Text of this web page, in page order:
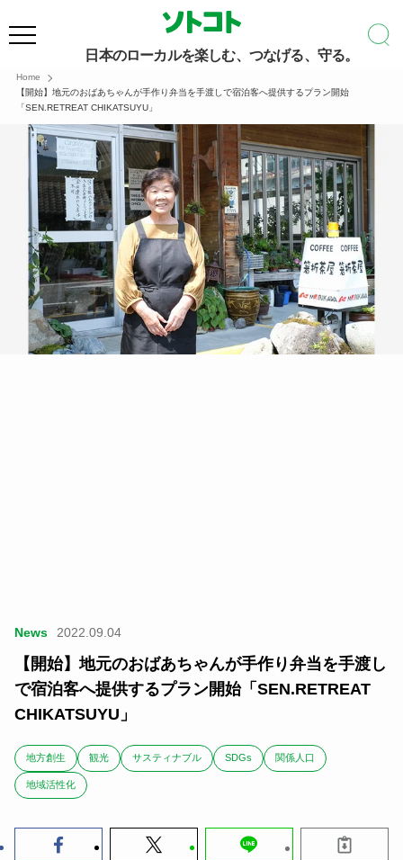
日本のローカルを楽しむ、つなげる、守る。
Home
【開始】地元のおばあちゃんが手作り弁当を手渡しで宿泊客へ提供するプラン開始
「SEN.RETREAT CHIKATSUYU」
News 2022.09.04
【開始】地元のおばあちゃんが手作り弁当を手渡し
で宿泊客へ提供するプラン開始「SEN.RETREAT
CHIKATSUYU」
地方創生 観光 サスティナブル SDGs 関係人口
地域活性化